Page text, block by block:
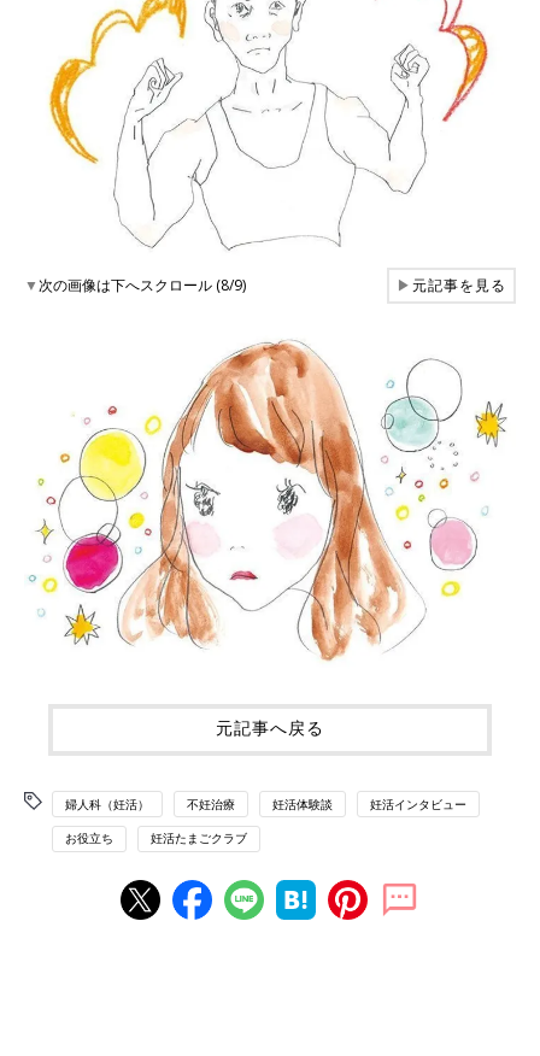
▼次の画像は下へスクロール (8/9) ▶元記事を見る
元記事へ戻る
婦人科（妊活） 不妊治療 妊活体験談 妊活インタビュー
お役立ち 妊活たまごクラブ